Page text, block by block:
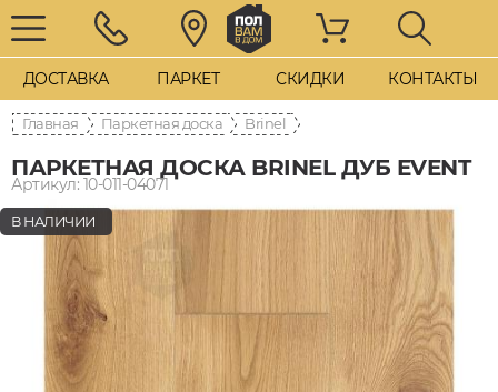
ДОСТАВКА ПАРКЕТ СКИДКИ КОНТАКТЫ
Главная Паркетная доска Brinel
ПАРКЕТНАЯ ДОСКА BRINEL ДУБ EVENT
Артикул: 10-011-04071
В НАЛИЧИИ